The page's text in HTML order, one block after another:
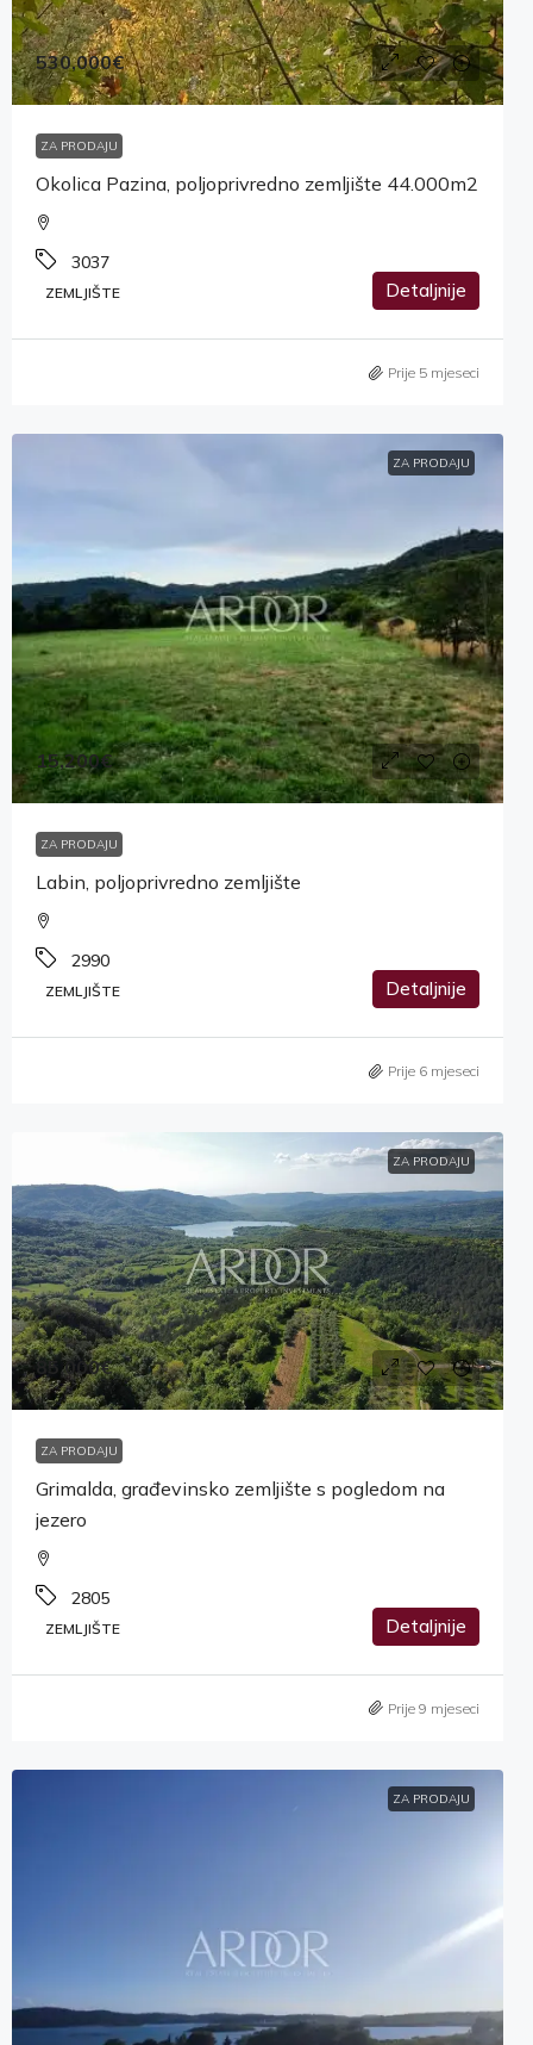
530,000€
ZA PRODAJU
Okolica Pazina, poljoprivredno zemljište 44.000m2
3037
ZEMLJIŠTE Detaljnije
Prije 5 mjeseci
ZA PRODAJU
15,200€
ZA PRODAJU
Labin, poljoprivredno zemljište
2990
ZEMLJIŠTE Detaljnije
Prije 6 mjeseci
ZA PRODAJU
85,000€
ZA PRODAJU
Grimalda, građevinsko zemljište s pogledom na
jezero
2805
ZEMLJIŠTE Detaljnije
Prije 9 mjeseci
ZA PRODAJU